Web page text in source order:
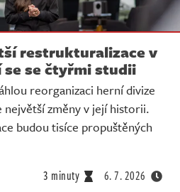
restrukturalizace v
se čtyřmi studii
reorganizaci herní divize
změny v její historii.
budou tisíce propuštěných
3 minuty 6. 7. 2026